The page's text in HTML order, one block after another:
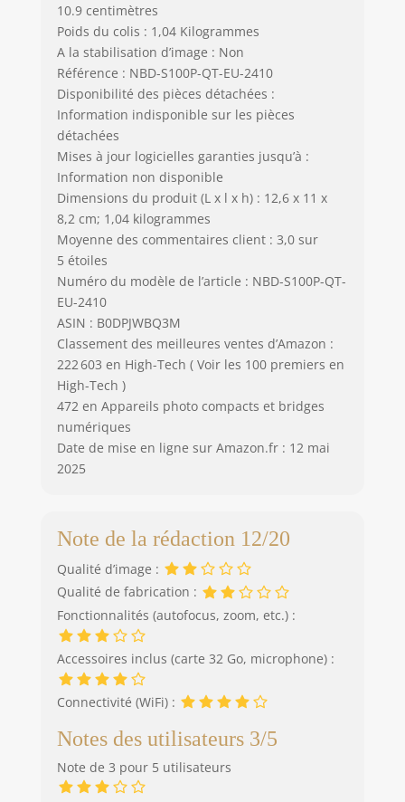
avez des
questions,
n'hésitez pas à
nous contacter et
nous vous
fournirons la
dans les 24
heures. Nous
offrons un service
de remplacement
et de
gratuit pendant
10.9 centimètres
Poids du colis : 1,04 Kilogrammes
A la stabilisation d’image : Non
Référence : NBD-S100P-QT-EU-2410
Disponibilité des pièces détachées :
Information indisponible sur les pièces
détachées
Mises à jour logicielles garanties jusqu’à :
Information non disponible
Dimensions du produit (L x l x h) : 12,6 x 11 x
8,2 cm; 1,04 kilogrammes
Moyenne des commentaires client : 3,0 sur
5 étoiles
Numéro du modèle de l’article : NBD-S100P-QT-
EU-2410
ASIN : B0DPJWBQ3M
Classement des meilleures ventes d’Amazon :
222 603 en High-Tech ( Voir les 100 premiers en
High-Tech )
472 en Appareils photo compacts et bridges
numériques
Date de mise en ligne sur Amazon.fr : 12 mai
2025
Note de la rédaction 12/20
Qualité d’image :
Qualité de fabrication :
Fonctionnalités (autofocus, zoom, etc.) :
Accessoires inclus (carte 32 Go, microphone) :
Connectivité (WiFi) :
Notes des utilisateurs 3/5
Note de 3 pour 5 utilisateurs